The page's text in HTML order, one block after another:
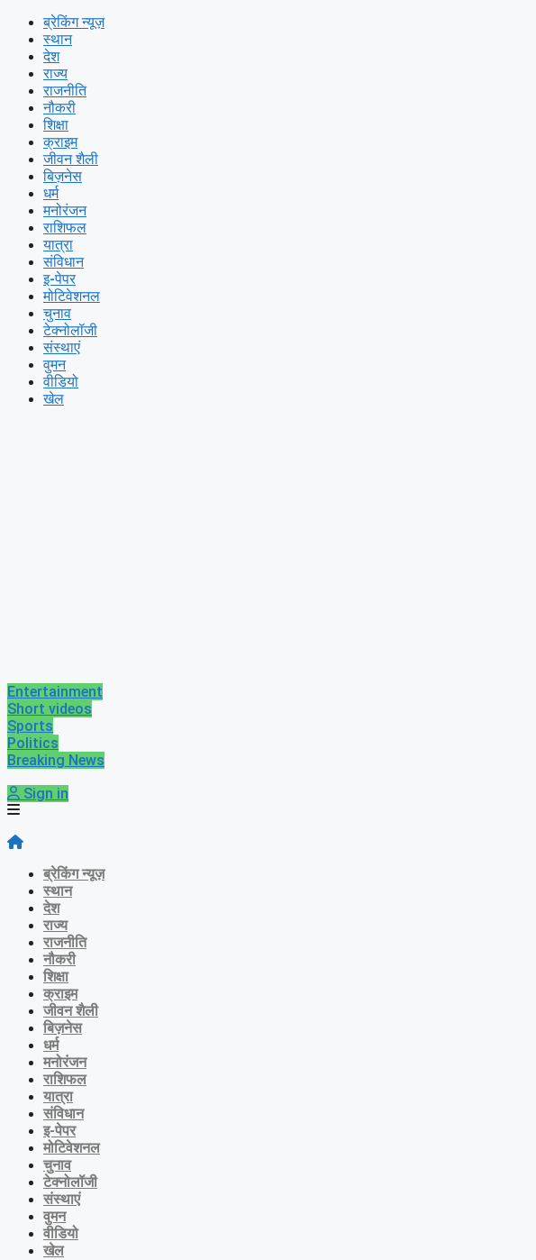
ब्रेकिंग न्यूज़
स्थान
देश
राज्य
राजनीति
नौकरी
शिक्षा
क्राइम
जीवन शैली
बिज़नेस
धर्म
मनोरंजन
राशिफल
यात्रा
संविधान
इ-पेपर
मोटिवेशनल
चुनाव
टेक्नोलॉजी
संस्थाएं
वुमन
वीडियो
खेल
Entertainment
Short videos
Sports
Politics
Breaking News
Sign in
ब्रेकिंग न्यूज़
स्थान
देश
राज्य
राजनीति
नौकरी
शिक्षा
क्राइम
जीवन शैली
बिज़नेस
धर्म
मनोरंजन
राशिफल
यात्रा
संविधान
इ-पेपर
मोटिवेशनल
चुनाव
टेक्नोलॉजी
संस्थाएं
वुमन
वीडियो
खेल